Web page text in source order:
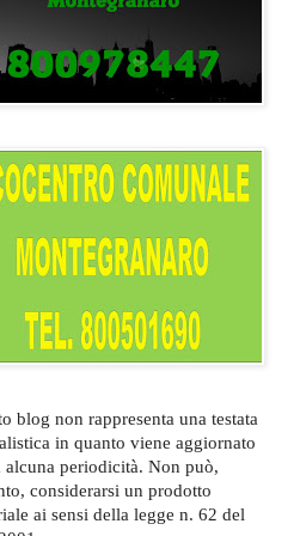
blog non rappresenta una testata
in quanto viene aggiornato
alcuna periodicità. Non può,
considerarsi un prodotto
ai sensi della legge n. 62 del